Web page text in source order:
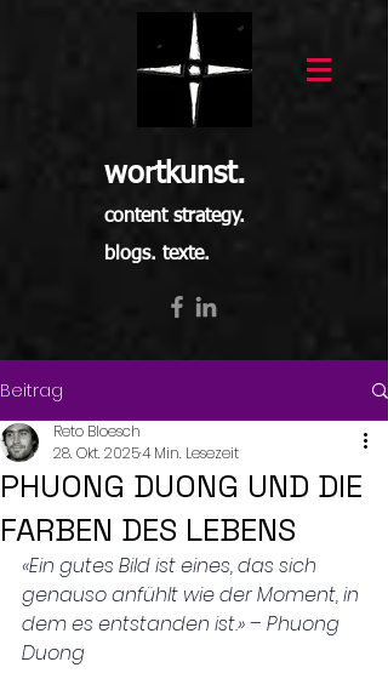
wortkunst.
content strategy.
blogs. texte.
Beitrag
PHUONG DUONG UND DIE
FARBEN DES LEBENS
Reto Bloesch
28. Okt. 20254 Min. Lesezeit
«Ein gutes Bild ist eines, das sich
genauso anfühlt wie der Moment, in
dem es entstanden ist.» – Phuong
Duong